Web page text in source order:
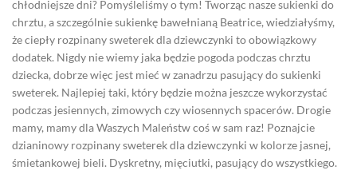
chłodniejsze dni? Pomyśleliśmy o tym! Tworząc nasze sukienki do
chrztu, a szczególnie sukienkę bawełnianą Beatrice, wiedziałyśmy,
że ciepły rozpinany sweterek dla dziewczynki to obowiązkowy
dodatek. Nigdy nie wiemy jaka będzie pogoda podczas chrztu
dziecka, dobrze więc jest mieć w zanadrzu pasujący do sukienki
sweterek. Najlepiej taki, który będzie można jeszcze wykorzystać
podczas jesiennych, zimowych czy wiosennych spacerów. Drogie
mamy, mamy dla Waszych Maleństw coś w sam raz! Poznajcie
dzianinowy rozpinany sweterek dla dziewczynki w kolorze jasnej,
śmietankowej bieli. Dyskretny, mięciutki, pasujący do wszystkiego.